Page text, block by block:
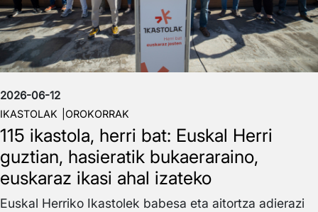
2026-06-12
IKASTOLAK OROKORRAK
115 ikastola, herri bat: Euskal Herri
guztian, hasieratik bukaeraraino,
euskaraz ikasi ahal izateko
Euskal Herriko Ikastolek babesa eta aitortza adierazi